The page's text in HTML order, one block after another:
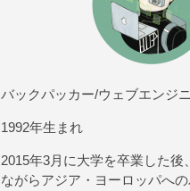
バックパッカー/ウェブエンジ
1992年生まれ
2015年3月に大学を卒業した後
ながらアジア・ヨーロッパへ